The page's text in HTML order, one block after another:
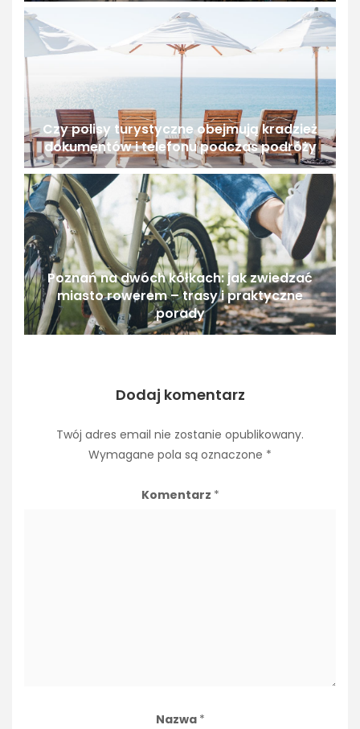
Czy polisy turystyczne obejmują kradzież
dokumentów i telefonu podczas podróży
Poznań na dwóch kółkach: jak zwiedzać
miasto rowerem – trasy i praktyczne
porady
Dodaj komentarz
Twój adres email nie zostanie opublikowany.
Wymagane pola są oznaczone *
Komentarz *
Nazwa *